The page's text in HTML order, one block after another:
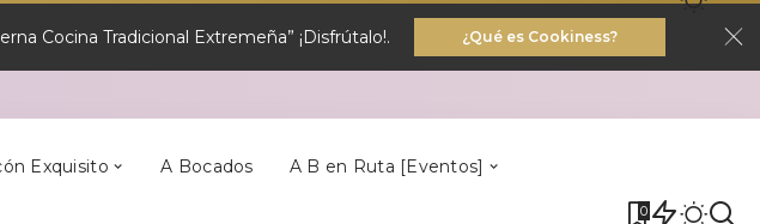
Cocina Tradicional Extremeña” ¡Disfrútalo!. ¿Qué es Cookiness?
Exquisito A Bocados A B en Ruta [Eventos]
0
En Semana Santa
Cilleros Villa Del Rey